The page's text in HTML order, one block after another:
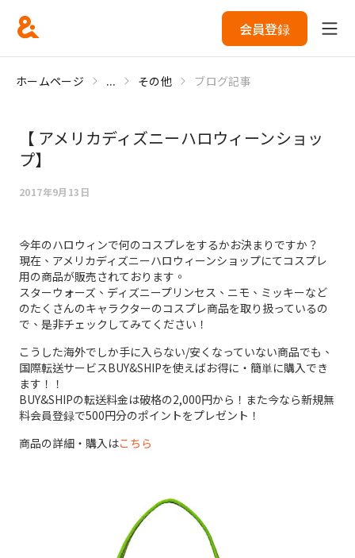
会員登録
ホームページ ... その他 ブログ記事
【 アメリカディズニーハロウィーンショッ
プ】
2017年9月13日
今年のハロウィンで何のコスプレをするかお決まりですか？
現在、アメリカディズニーハロウィーンショップにてコスプレ
用の商品が販売されております。
スターウォーズ、ディズニープリンセス、ニモ、ミッキーなど
のたくさんのキャラクターのコスプレ商品を取り扱っているの
で、是非チェックしてみてください！
こうした海外でしか手に入らない/安くなっていない商品でも、
国際転送サービスBUY&SHIPを使えばお得に・簡単に購入でき
ます！！
BUY&SHIPの転送料金は破格の2,000円から！また今なら新規無
料会員登録で500円分のポイントをプレゼント！
商品の詳細・購入はこちら